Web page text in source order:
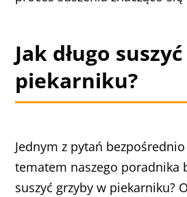
Jak długo
piekarniku?
Jednym z pytań
tematem naszego poradnika
suszyć grzyby w piekarniku?